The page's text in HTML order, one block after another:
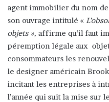
agent immobilier du nom
son ouvrage intitulé «
objets », affirme qu’il faut
péremption légale aux
consommateurs les
le designer américain
incitant les entreprises à
l’année qui suit la mise sur